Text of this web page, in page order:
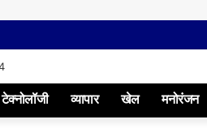
टेक्नोलॉजी व्यापार खेल मनोरंजन